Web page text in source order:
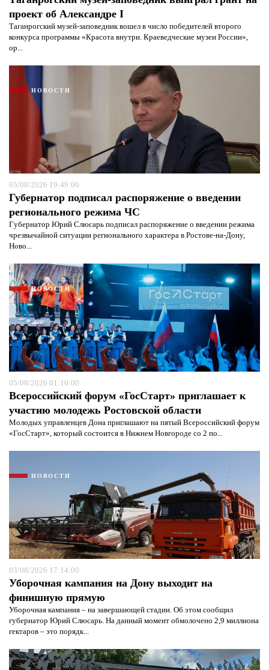
проект об Александре I
Таганрогский музей-заповедник вошел в число победителей второго
конкурса программы «Красота внутри. Краеведческие музеи России»,
ор...
НОВОСТИ
05/08/2026 19:49:00
Губернатор подписал распоряжение о введении
регионального режима ЧС
Губернатор Юрий Слюсарь подписал распоряжение о введении режима
чрезвычайной ситуации регионального характера в Ростове-на-Дону,
Ново...
НОВОСТИ
05/08/2026 01:10:00
Всероссийский форум «ГосСтарт» приглашает к
участию молодежь Ростовской области
Молодых управленцев Дона приглашают на пятый Всероссийский форум
«ГосСтарт», который состоится в Нижнем Новгороде со 2 по...
НОВОСТИ
03/08/2026 17:14:00
Уборочная кампания на Дону выходит на
финишную прямую
Уборочная кампания – на завершающей стадии. Об этом сообщил
губернатор Юрий Слюсарь. На данный момент обмолочено 2,9 миллиона
гектаров – это порядк...
Я согласен сполитикой конфиденциальности и
защиты информации*
Я согласен с
политикой конфиденциальности и
защиты информации*